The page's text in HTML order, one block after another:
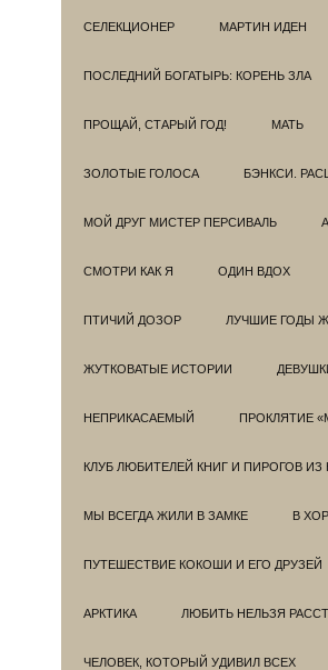
СЕЛЕКЦИОНЕР МАРТИН ИДЕН
ПОСЛЕДНИЙ БОГАТЫРЬ: КОРЕНЬ ЗЛА
ПРОЩАЙ, СТАРЫЙ ГОД! МАТЬ
ЗОЛОТЫЕ ГОЛОСА БЭНКСИ.
МОЙ ДРУГ МИСТЕР ПЕРСИВАЛЬ
СМОТРИ КАК Я ОДИН ВДОХ
ПТИЧИЙ ДОЗОР ЛУЧШИЕ ГОДЫ
ЖУТКОВАТЫЕ ИСТОРИИ
НЕПРИКАСАЕМЫЙ ПРОКЛЯТИЕ
КЛУБ ЛЮБИТЕЛЕЙ КНИГ И ПИРОГОВ
МЫ ВСЕГДА ЖИЛИ В ЗАМКЕ В
ПУТЕШЕСТВИЕ КОКОШИ И ЕГО ДРУЗЕЙ
АРКТИКА ЛЮБИТЬ НЕЛЬЗЯ
ЧЕЛОВЕК, КОТОРЫЙ УДИВИЛ ВСЕХ